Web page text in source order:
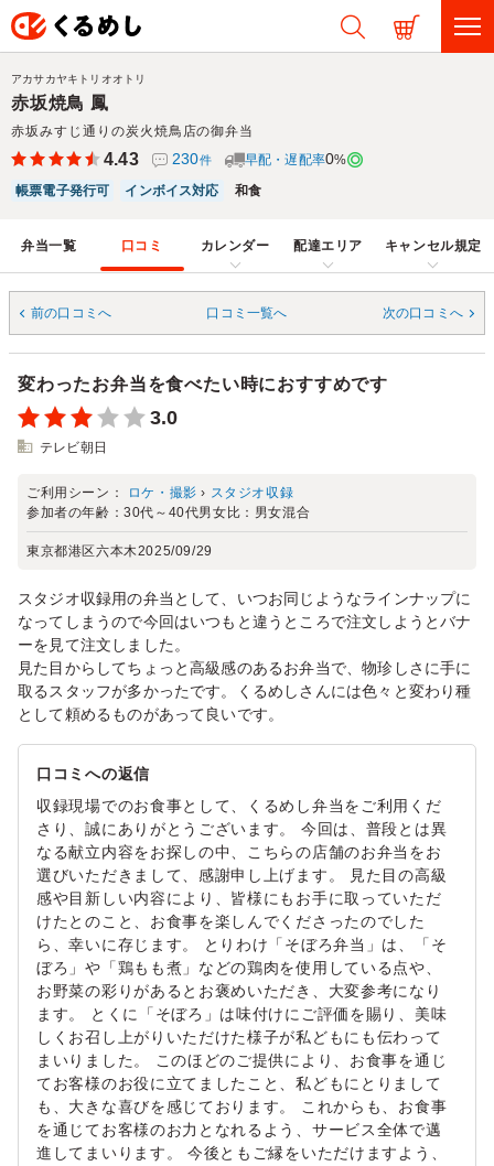
赤坂焼鳥 鳳
赤坂みすじ通りの炭火焼鳥店の御弁当
アカサカヤキトリオオトリ
4.43 230件 早配・遅配率0%
帳票電子発行可
インボイス対応 和食
弁当一覧 口コミ カレンダー 配達エリア キャンセル規定
前の口コミへ 口コミ一覧へ 次の口コミへ
変わったお弁当を食べたい時におすすめです
3.0
テレビ朝日
ご利用シーン： ロケ・撮影 › スタジオ収録
参加者の年齢：30代～40代男女比： 男女混合
東京都港区六本木2025/09/29
スタジオ収録用の弁当として、いつお同じようなラインナップに
なってしまうので今回はいつもと違うところで注文しようとバナ
ーを見て注文しました。
見た目からしてちょっと高級感のあるお弁当で、物珍しさに手に
取るスタッフが多かったです。くるめしさんには色々と変わり種
として頼めるものがあって良いです。
口コミへの返信
収録現場でのお食事として、くるめし弁当をご利用くだ
さり、誠にありがとうございます。 今回は、普段とは異
なる献立内容をお探しの中、こちらの店舗のお弁当をお
選びいただきまして、感謝申し上げます。 見た目の高級
感や目新しい内容により、皆様にもお手に取っていただ
けたとのこと、お食事を楽しんでくださったのでした
ら、幸いに存じます。 とりわけ「そぼろ弁当」は、「そ
ぼろ」や「鶏もも煮」などの鶏肉を使用している点や、
お野菜の彩りがあるとお褒めいただき、大変参考になり
ます。 とくに「そぼろ」は味付けにご評価を賜り、美味
しくお召し上がりいただけた様子が私どもにも伝わって
まいりました。 このほどのご提供により、お食事を通じ
てお客様のお役に立てましたこと、私どもにとりまして
も、大きな喜びを感じております。 これからも、お食事
を通じてお客様のお力となれるよう、サービス全体で邁
進してまいります。 今後ともご縁をいただけますよう、